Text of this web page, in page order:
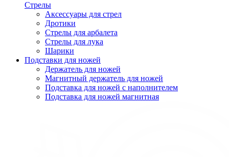
Стрелы
Аксессуары для стрел
Дротики
Стрелы для арбалета
Стрелы для лука
Шарики
Подставки для ножей
Держатель для ножей
Магнитный держатель для ножей
Подставка для ножей с наполнителем
Подставка для ножей магнитная